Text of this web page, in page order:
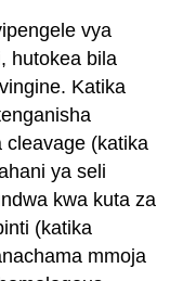
vya
hutokea bila
Katika
cleavage (katika
ya seli
kwa kuta za
(katika
mmoja